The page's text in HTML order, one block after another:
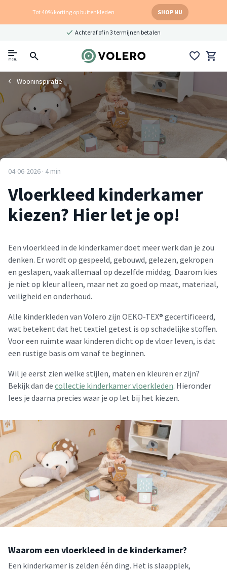
Tot 40% korting op buitenkleden SHOP NU
Achteraf of in 3 termijnen betalen
menu
Wooninspiratie
04-06-2026 · 4 min
Vloerkleed kinderkamer
kiezen? Hier let je op!
Een vloerkleed in de kinderkamer doet meer werk dan je zou
denken. Er wordt op gespeeld, gebouwd, gelezen, gekropen
en geslapen, vaak allemaal op dezelfde middag. Daarom kies
je niet op kleur alleen, maar net zo goed op maat, materiaal,
veiligheid en onderhoud.
Alle kinderkleden van Volero zijn OEKO-TEX® gecertificeerd,
wat betekent dat het textiel getest is op schadelijke stoffen.
Voor een ruimte waar kinderen dicht op de vloer leven, is dat
een rustige basis om vanaf te beginnen.
Wil je eerst zien welke stijlen, maten en kleuren er zijn?
Bekijk dan de collectie kinderkamer vloerkleden. Hieronder
lees je daarna precies waar je op let bij het kiezen.
Waarom een vloerkleed in de kinderkamer?
Een kinderkamer is zelden één ding. Het is slaapplek,